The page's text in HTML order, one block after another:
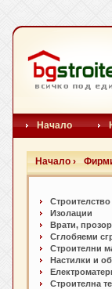
Начало
Начало ›
Строителство
Изолации
Врати,
Сглобяеми
Строителни
Настилки и
Строителна